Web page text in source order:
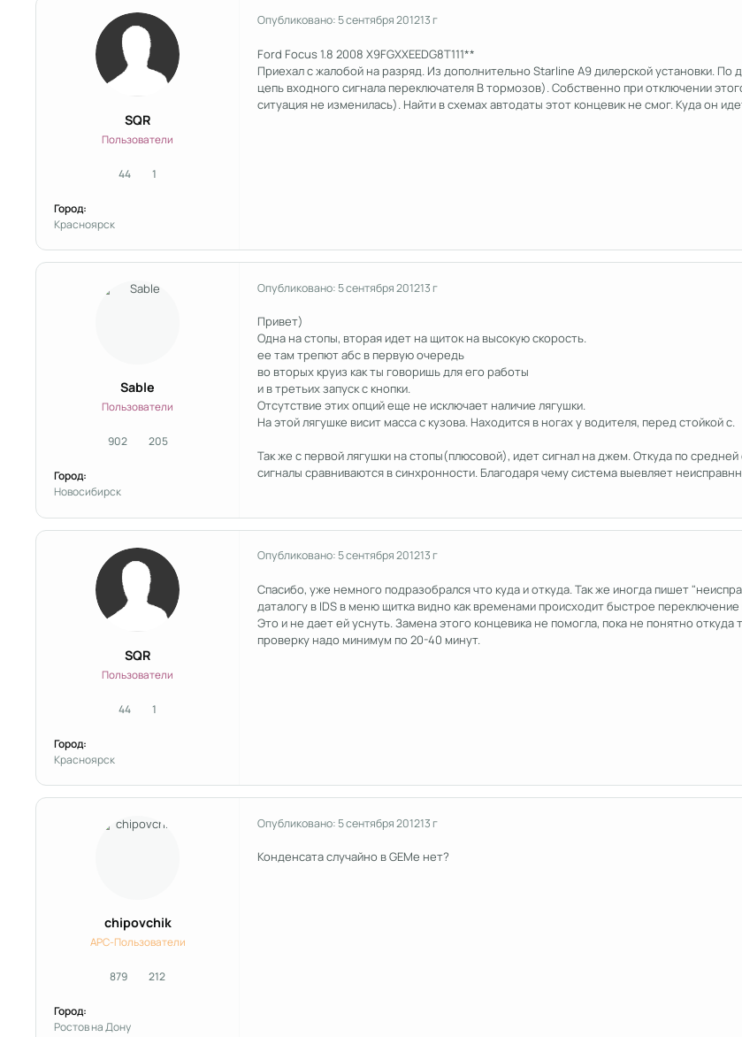
SQR
Пользователи
44сообщения
1Репутация
Город:
Красноярск
Опубликовано: 5 сентября 201213 г
Ford Focus 1.8 2008 X9FGXXEEDG8T111**
Приехал с жалобой на разряд. Из дополнительно Starline A9 дилерской установки.
цепь входного сигнала переключателя В тормозов). Собственно при отключении
ситуация не изменилась). Найти в схемах автодаты этот концевик не смог. Куда он
Sable
Пользователи
902сообщения
205Репутация
Город:
Новосибирск
Опубликовано: 5 сентября 201213 г
Привет)
Одна на стопы, вторая идет на щиток на высокую скорость.
ее там трепют абс в первую очередь
во вторых круиз как ты говоришь для его работы
и в третьих запуск с кнопки.
Отсутствие этих опций еще не исключает наличие лягушки.
На этой лягушке висит масса с кузова. Находится в ногах у водителя, перед стойкой с.
Так же с первой лягушки на стопы(плюсовой), идет сигнал на джем. Откуда по
сигналы сравниваются в синхронности. Благодаря чему система выевляет
SQR
Пользователи
44сообщения
1Репутация
Город:
Красноярск
Опубликовано: 5 сентября 201213 г
Спасибо, уже немного подразобрался что куда и откуда. Так же иногда пишет
даталогу в IDS в меню щитка видно как временами происходит быстрое
Это и не дает ей уснуть. Замена этого концевика не помогла, пока не понятно
проверку надо минимум по 20-40 минут.
chipovchik
APC-Пользователи
879сообщения
212Репутация
Город:
Ростов на Дону
Опубликовано: 5 сентября 201213 г
Конденсата случайно в GEMе нет?